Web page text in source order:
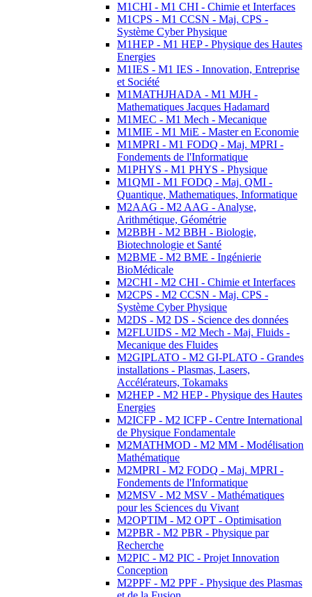
M1CHI - M1 CHI - Chimie et Interfaces
M1CPS - M1 CCSN - Maj. CPS -
Système Cyber Physique
M1HEP - M1 HEP - Physique des Hautes
Energies
M1IES - M1 IES - Innovation, Entreprise
et Société
M1MATHJHADA - M1 MJH -
Mathematiques Jacques Hadamard
M1MEC - M1 Mech - Mecanique
M1MIE - M1 MiE - Master en Economie
M1MPRI - M1 FODQ - Maj. MPRI -
Fondements de l'Informatique
M1PHYS - M1 PHYS - Physique
M1QMI - M1 FODQ - Maj. QMI -
Quantique, Mathematiques, Informatique
M2AAG - M2 AAG - Analyse,
Arithmétique, Géométrie
M2BBH - M2 BBH - Biologie,
Biotechnologie et Santé
M2BME - M2 BME - Ingénierie
BioMédicale
M2CHI - M2 CHI - Chimie et Interfaces
M2CPS - M2 CCSN - Maj. CPS -
Système Cyber Physique
M2DS - M2 DS - Science des données
M2FLUIDS - M2 Mech - Maj. Fluids -
Mecanique des Fluides
M2GIPLATO - M2 GI-PLATO - Grandes
installations - Plasmas, Lasers,
Accélérateurs, Tokamaks
M2HEP - M2 HEP - Physique des Hautes
Energies
M2ICFP - M2 ICFP - Centre International
de Physique Fondamentale
M2MATHMOD - M2 MM - Modélisation
Mathématique
M2MPRI - M2 FODQ - Maj. MPRI -
Fondements de l'Informatique
M2MSV - M2 MSV - Mathématiques
pour les Sciences du Vivant
M2OPTIM - M2 OPT - Optimisation
M2PBR - M2 PBR - Physique par
Recherche
M2PIC - M2 PIC - Projet Innovation
Conception
M2PPF - M2 PPF - Physique des Plasmas